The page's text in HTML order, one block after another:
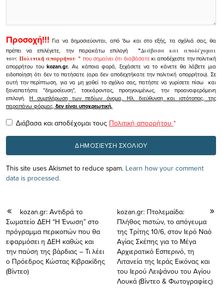
Προσοχή!!! Για να δημοσιεύονται, από 'δω και στο εξής, τα σχόλιά σας, θα
πρέπει να επιλέγετε, την παρακάτω επιλογή
"Διάβασα και αποδέχομαι
τουςΠολιτική απορρήτου" που σημαίνει ότι διαβάσατεκι αποδέχεστε την πολιτική
απορρήτου τουkozan.gr. Αν, κάποια φορά, ξεχάσετε να το κάνετε θα λάβετε μια
ειδοποίηση ότι δεν το πατήσατε (αρα δεν αποδεχτήκατε την πολιτική απορρήτου). Σε
αυτή την περίπτωση, για να μη χαθεί το σχόλιο σας, πατήστε να γυρίσετε πίσω και
ξαναπατήστε "δημοσίευση", τσεκάροντας, προηγουμένως, την προαναφερόμενη
επιλογή.Η συμπλήρωση των πεδίων όνομα, Ηλ. διεύθυνση και ιστότοπος, της
παραπάνω φόρμας, δεν είναι υποχρεωτική.
Διάβασα και αποδέχομαι τους Πολιτική απορρήτου *
This site uses Akismet to reduce spam. Learn how your comment
data is processed.
kozan.gr: Αντιδρά το
Σωματείο ΔΕΗ “Η Ένωση” στο
πρόγραμμα περικοπών που θα
εφαρμόσει η ΔΕΗ καθώς και
την παύση της βάρδιας – Τι λέει
ο Πρόεδρος Κώστας Κιβρακίδης
(Βίντεο)
kozan.gr: Πτολεμαίδα:
Πλήθος πιστών, το απόγευμα
της Τρίτης 10/6, στον Ιερό Ναό
Αγίας Σκέπης για το Μέγα
Αρχιερατικό Εσπερινό, τη
Λιτανεία της Ιεράς Εικόνας και
του Ιερού Λειψάνου του Αγίου
Λουκά (Βίντεο & Φωτογραφίες)